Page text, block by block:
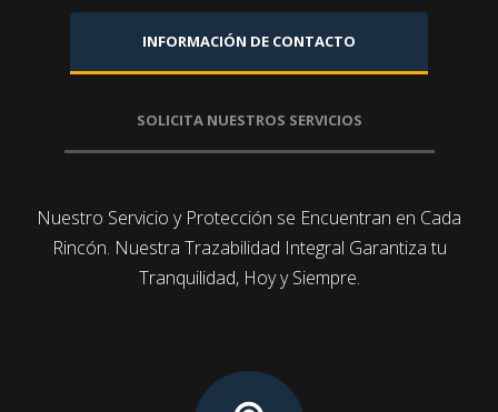
INFORMACIÓN DE CONTACTO
SOLICITA NUESTROS SERVICIOS
Nuestro Servicio y Protección se Encuentran en Cada
Rincón. Nuestra Trazabilidad Integral Garantiza tu
Tranquilidad, Hoy y Siempre.